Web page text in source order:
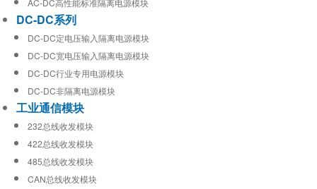
DC-DC系列
DC-DC定电压输入隔离电源模块
DC-DC宽电压输入隔离电源模块
DC-DC行业专用电源模块
DC-DC非隔离电源模块
工业通信模块
232总线收发模块
422总线收发模块
485总线收发模块
CAN总线收发模块